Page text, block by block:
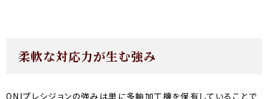
柔軟な対応力が生む強み
ONIプレシジョンの強みは単に多軸加工機を保有していることで